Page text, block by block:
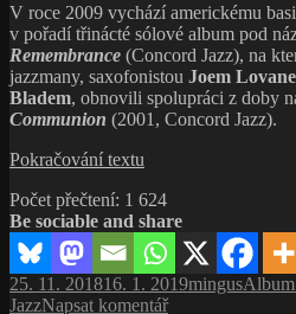
Records)
V roce 2009 vychází americkému
v pořadí třinácté sólové album pod
Remembrance (Concord Jazz), na
jazzmany, saxofonistou Joem
Bladem, obnovili spolupráci z doby
Communion (2001, Concord Jazz).
Pokračování textu
Trio:
Remembrance
(2009,
Concord
Jazz)
Počet přečtení: 1 624
Be sociable and share
Publikováno:
25. 11. 201816. 1. 2019Autor:
mingus
JazzNapsat komentářpro